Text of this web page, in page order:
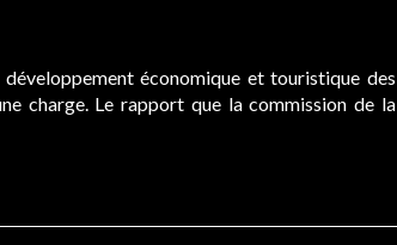
économique et touristique des
charge. Le rapport que la commission de la